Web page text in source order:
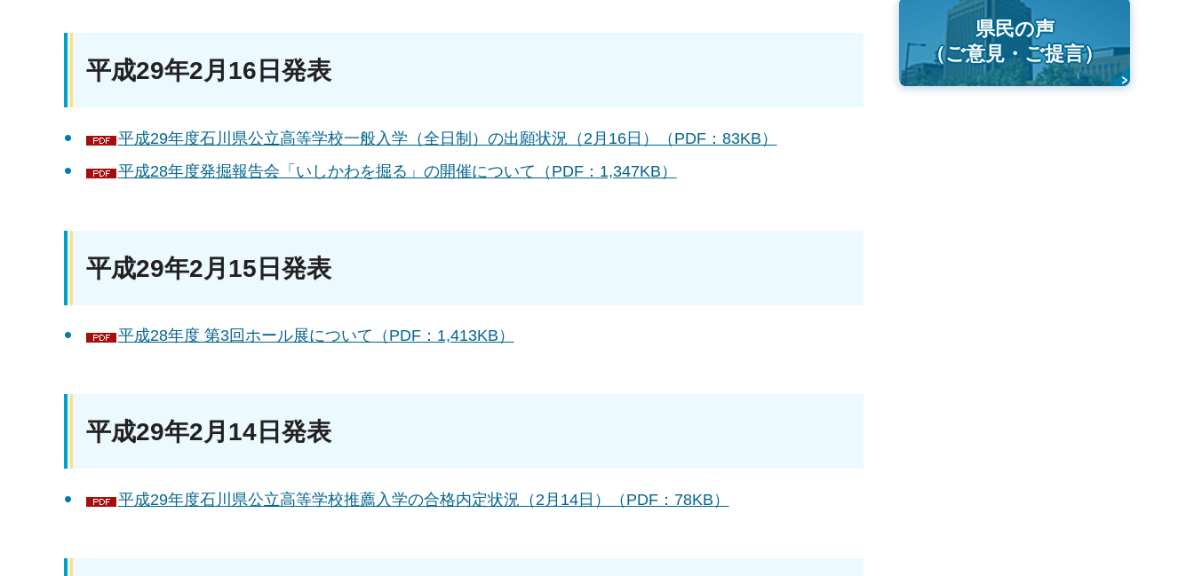
平成29年2月16日発表
平成29年度石川県公立高等学校一般入学（全日制）の出願状況（2月16日）（PDF：83KB）
平成28年度発掘報告会「いしかわを掘る」の開催について（PDF：1,347KB）
平成29年2月15日発表
平成28年度 第3回ホール展について（PDF：1,413KB）
平成29年2月14日発表
平成29年度石川県公立高等学校推薦入学の合格内定状況（2月14日）（PDF：78KB）
県民の声
（ご意見・ご提言）